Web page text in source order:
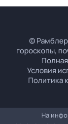
© Рамблер
гороскопы,
Условия
Политика
На